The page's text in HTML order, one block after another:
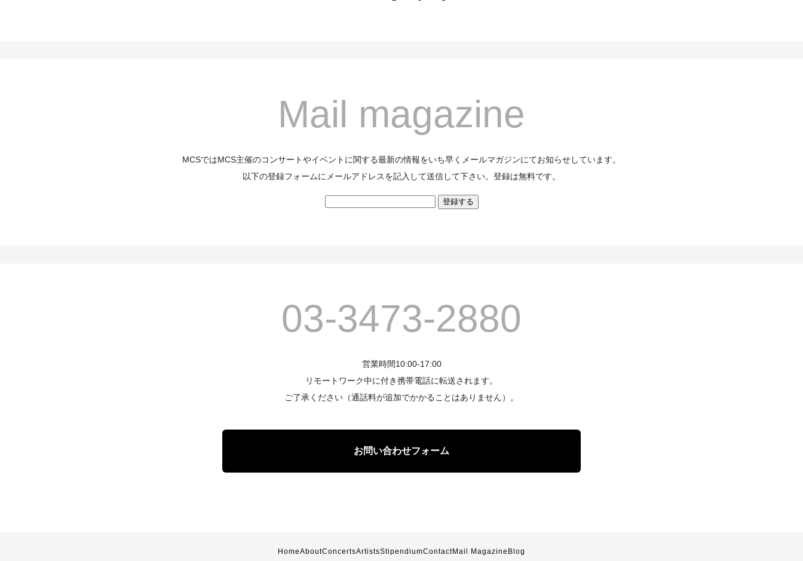
Mail magazine
MCSではMCS主催のコンサートやイベントに関する最新の情報をいち早くメールマガジンにてお知らせしています。
以下の登録フォームにメールアドレスを記入して送信して下さい。登録は無料です。
03-3473-2880
営業時間10:00-17:00
リモートワーク中に付き携帯電話に転送されます。
ご了承ください（通話料が追加でかかることはありません）。
お問い合わせフォーム
HomeAboutConcertsArtistsStipendiumContactMail Magazine Blog